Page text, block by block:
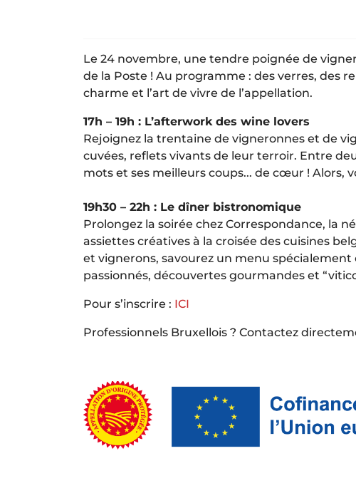
Le 24 novembre, une tendre poignée de
de la Poste ! Au programme : des verres, des
charme et l’art de vivre de l’appellation.
17h – 19h : L’afterwork des wine lovers
Rejoignez la trentaine de vigneronnes et de
cuvées, reflets vivants de leur terroir. Entre
mots et ses meilleurs coups... de cœur ! Alors,
19h30 – 22h : Le dîner bistronomique
Prolongez la soirée chez Correspondance, la
assiettes créatives à la croisée des cuisines
et vignerons, savourez un menu spécialement
passionnés, découvertes gourmandes et
Pour s’inscrire : ICI
Professionnels Bruxellois ? Contactez